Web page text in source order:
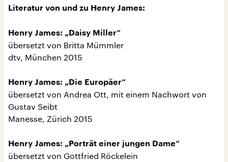
Literatur von und zu Henry James:
Henry James: „Daisy Miller“
übersetzt von Britta Mümmler
dtv, München 2015
Henry James: „Die Europäer“
übersetzt von Andrea Ott, mit einem Nachwort von
Gustav Seibt
Manesse, Zürich 2015
Henry James: „Porträt einer jungen Dame“
übersetzt von Gottfried Röckelein